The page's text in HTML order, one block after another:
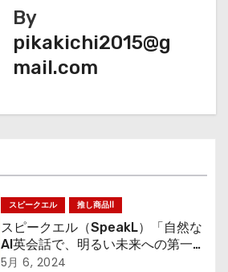
By
pikakichi2015@g
mail.com
スピークエル 推し商品II
スピークエル（SpeakL）「自然な
AI英会話で、明るい未来への第一
歩」
5月 6, 2024